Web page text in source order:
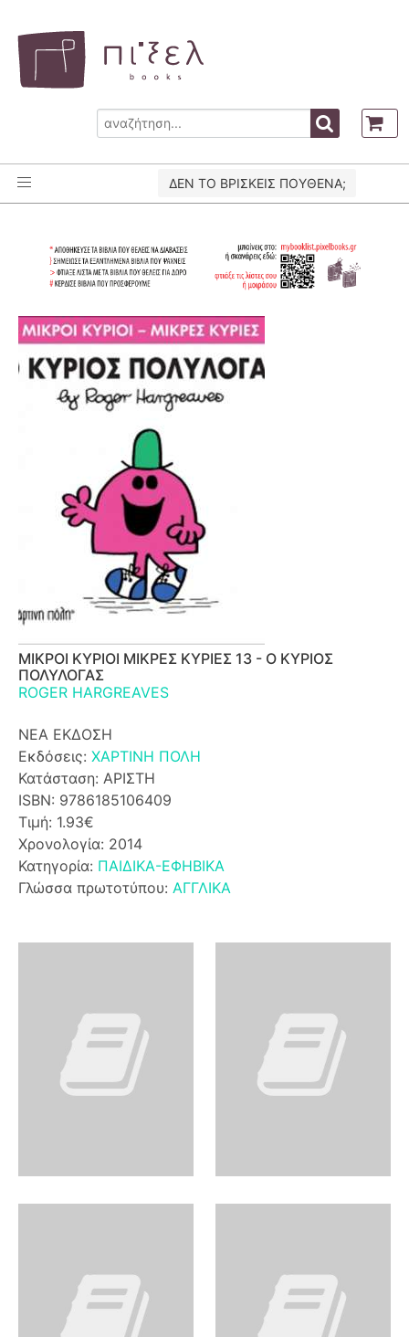
ΔΕΝ ΤΟ ΒΡΙΣΚΕΙΣ ΠΟΥΘΕΝΑ;
ΜΙΚΡΟΙ ΚΥΡΙΟΙ ΜΙΚΡΕΣ ΚΥΡΙΕΣ 13 - Ο ΚΥΡΙΟΣ
ΠΟΛΥΛΟΓΑΣ
ROGER HARGREAVES
ΝΕΑ ΕΚΔΟΣΗ
Εκδόσεις: ΧΑΡΤΙΝΗ ΠΟΛΗ
Κατάσταση: ΑΡΙΣΤΗ
ISBN: 9786185106409
Τιμή: 1.93€
Χρονολογία: 2014
Κατηγορία: ΠΑΙΔΙΚΑ-ΕΦΗΒΙΚΑ
Γλώσσα πρωτοτύπου: ΑΓΓΛΙΚΑ